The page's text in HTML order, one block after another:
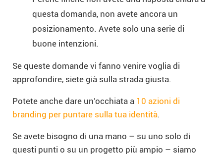
questa domanda, non avete ancora un
posizionamento. Avete solo una serie di
buone intenzioni.
Se queste domande vi fanno venire voglia di
approfondire, siete già sulla strada giusta.
Potete anche dare un’occhiata a 10 azioni di
branding per puntare sulla tua identità.
Se avete bisogno di una mano – su uno solo di
questi punti o su un progetto più ampio – siamo